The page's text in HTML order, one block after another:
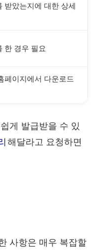
받았는지에 대한 상세
한 경우 필요
페이지에서 다운로드
게 발급받을 수 있
해달라고 요청하면
사항은 매우 복잡할